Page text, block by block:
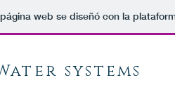
web se diseñó con la
systems